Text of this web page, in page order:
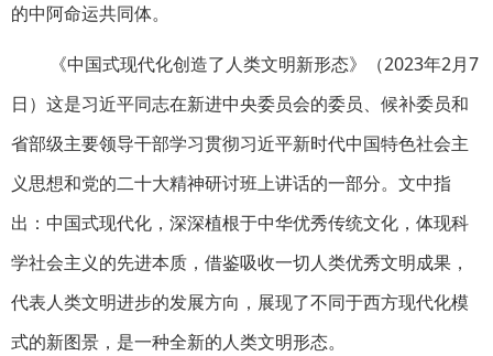
的中阿命运共同体。
《中国式现代化创造了人类文明新形态》（2023年2月7
日）这是习近平同志在新进中央委员会的委员、候补委员和
省部级主要领导干部学习贯彻习近平新时代中国特色社会主
义思想和党的二十大精神研讨班上讲话的一部分。文中指
出：中国式现代化，深深植根于中华优秀传统文化，体现科
学社会主义的先进本质，借鉴吸收一切人类优秀文明成果，
代表人类文明进步的发展方向，展现了不同于西方现代化模
式的新图景，是一种全新的人类文明形态。